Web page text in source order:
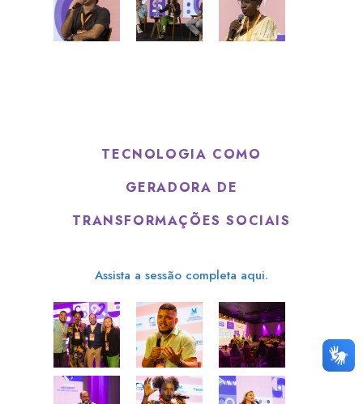
TECNOLOGIA COMO
GERADORA DE
TRANSFORMAÇÕES SOCIAIS
Assista a sessão completa aqui.